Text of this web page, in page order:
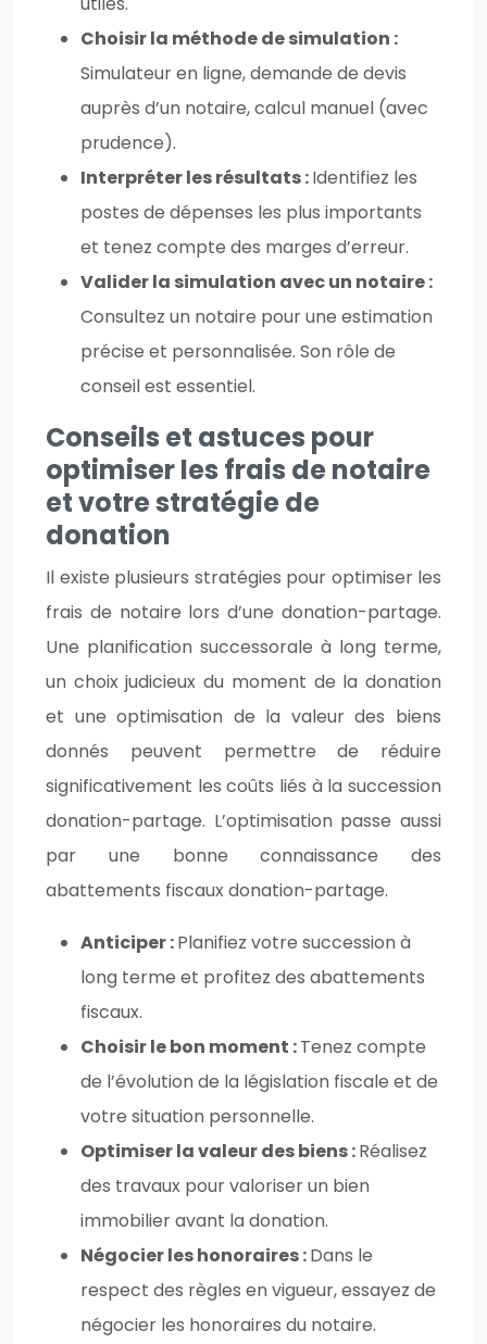
Choisir la méthode de simulation :
Simulateur en ligne, demande de devis
auprès d’un notaire, calcul manuel (avec
prudence).
Interpréter les résultats :Identifiez les
postes de dépenses les plus importants
et tenez compte des marges d’erreur.
Valider la simulation avec un notaire :
Consultez un notaire pour une estimation
précise et personnalisée. Son rôle de
conseil est essentiel.
Conseils et astuces pour
optimiser les frais de notaire
et votre stratégie de
donation
Il existe plusieurs stratégies pour optimiser les
frais de notaire lors d’une donation-partage.
Une planification successorale à long terme,
un choix judicieux du moment de la donation
et une optimisation de la valeur des biens
donnés peuvent permettre de réduire
significativement les coûts liés à la succession
donation-partage. L’optimisation passe aussi
par une bonne connaissance des
abattements fiscaux donation-partage.
Anticiper :Planifiez votre succession à
long terme et profitez des abattements
fiscaux.
Choisir le bon moment :Tenez compte
de l’évolution de la législation fiscale et de
votre situation personnelle.
Optimiser la valeur des biens :Réalisez
des travaux pour valoriser un bien
immobilier avant la donation.
Négocier les honoraires :Dans le
respect des règles en vigueur, essayez de
négocier les honoraires du notaire.